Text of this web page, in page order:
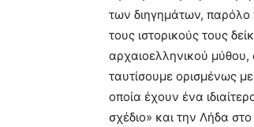
των διηγημάτων,
τους ιστορικούς τους
αρχαιοελληνικού
ταυτίσουμε ορισμένως
οποία έχουν ένα
σχέδιο» και την Λήδα